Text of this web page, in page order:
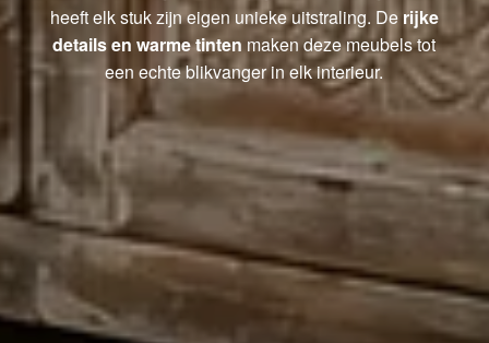
heeft elk stuk zijn eigen unieke uitstraling. De rijke
details en warme tinten maken deze meubels tot
een echte blikvanger in elk interieur.